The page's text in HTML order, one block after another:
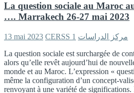
La question sociale au Maroc
…. Marrakech 26-27 mai 2023
13 mai 2023 CERSS مركز الدراسات 1
La question sociale est surchargée de
alors qu’elle revêt aujourd’hui de
monde et au Maroc. L’expression «
même la configuration d’un concept-
renvoyant à une variété de significations.